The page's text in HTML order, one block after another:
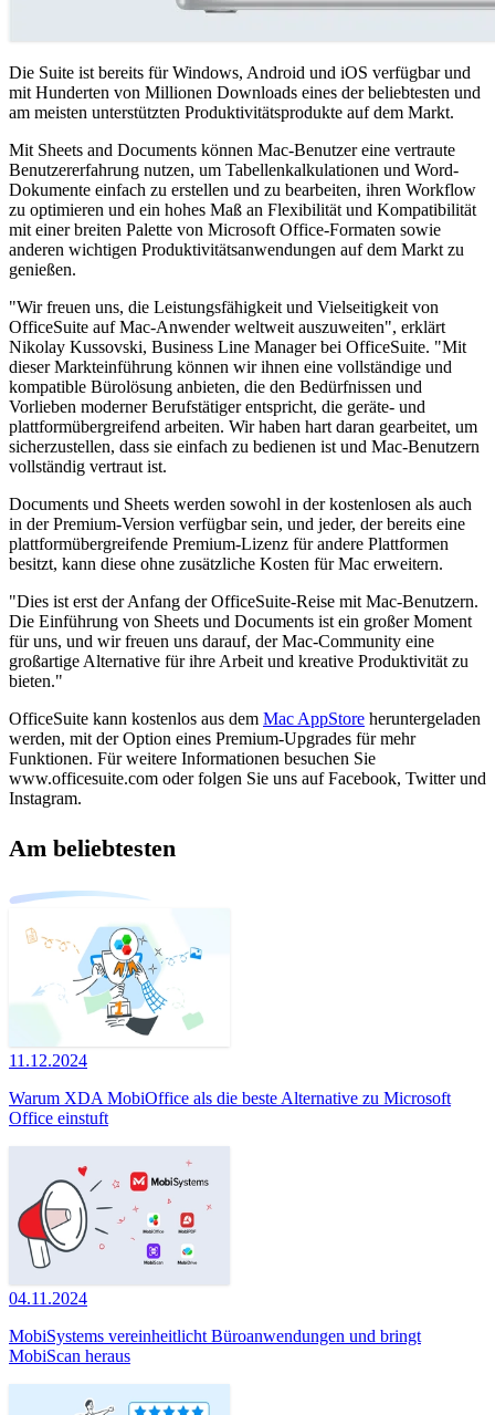
Die Suite ist bereits für Windows, Android und iOS verfügbar und
mit Hunderten von Millionen Downloads eines der beliebtesten und
am meisten unterstützten Produktivitätsprodukte auf dem Markt.
Mit Sheets and Documents können Mac-Benutzer eine vertraute
Benutzererfahrung nutzen, um Tabellenkalkulationen und Word-
Dokumente einfach zu erstellen und zu bearbeiten, ihren Workflow
zu optimieren und ein hohes Maß an Flexibilität und Kompatibilität
mit einer breiten Palette von Microsoft Office-Formaten sowie
anderen wichtigen Produktivitätsanwendungen auf dem Markt zu
genießen.
"Wir freuen uns, die Leistungsfähigkeit und Vielseitigkeit von
OfficeSuite auf Mac-Anwender weltweit auszuweiten", erklärt
Nikolay Kussovski, Business Line Manager bei OfficeSuite. "Mit
dieser Markteinführung können wir ihnen eine vollständige und
kompatible Bürolösung anbieten, die den Bedürfnissen und
Vorlieben moderner Berufstätiger entspricht, die geräte- und
plattformübergreifend arbeiten. Wir haben hart daran gearbeitet, um
sicherzustellen, dass sie einfach zu bedienen ist und Mac-Benutzern
vollständig vertraut ist.
Documents und Sheets werden sowohl in der kostenlosen als auch
in der Premium-Version verfügbar sein, und jeder, der bereits eine
plattformübergreifende Premium-Lizenz für andere Plattformen
besitzt, kann diese ohne zusätzliche Kosten für Mac erweitern.
"Dies ist erst der Anfang der OfficeSuite-Reise mit Mac-Benutzern.
Die Einführung von Sheets und Documents ist ein großer Moment
für uns, und wir freuen uns darauf, der Mac-Community eine
großartige Alternative für ihre Arbeit und kreative Produktivität zu
bieten."
OfficeSuite kann kostenlos aus dem Mac AppStore heruntergeladen
werden, mit der Option eines Premium-Upgrades für mehr
Funktionen. Für weitere Informationen besuchen Sie
www.officesuite.com oder folgen Sie uns auf Facebook, Twitter und
Instagram.
Am beliebtesten
11.12.2024
Warum XDA MobiOffice als die beste Alternative zu Microsoft
Office einstuft
04.11.2024
MobiSystems vereinheitlicht Büroanwendungen und bringt
MobiScan heraus